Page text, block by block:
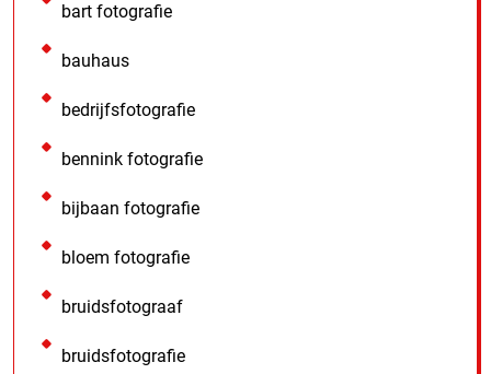
bart fotografie
bauhaus
bedrijfsfotografie
bennink fotografie
bijbaan fotografie
bloem fotografie
bruidsfotograaf
bruidsfotografie